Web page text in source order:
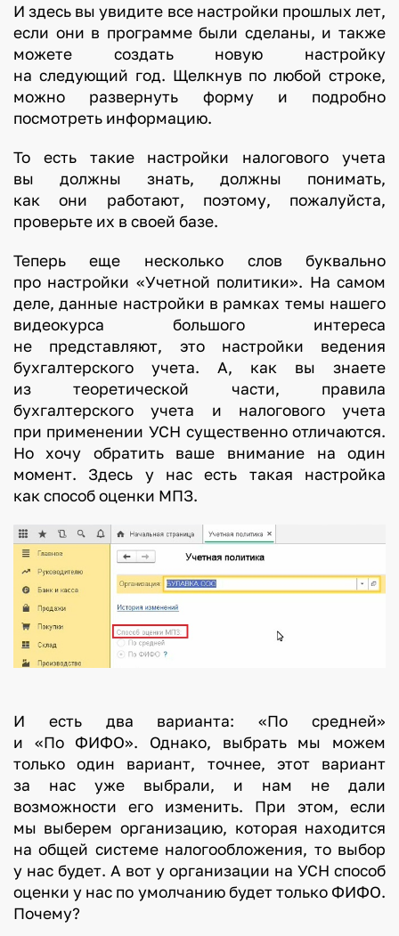
И здесь вы увидите все настройки прошлых лет,
если они в программе были сделаны, и также
можете создать новую настройку
на следующий год. Щелкнув по любой строке,
можно развернуть форму и подробно
посмотреть информацию.
То есть такие настройки налогового учета
вы должны знать, должны понимать,
как они работают, поэтому, пожалуйста,
проверьте их в своей базе.
Теперь еще несколько слов буквально
про настройки «Учетной политики». На самом
деле, данные настройки в рамках темы нашего
видеокурса большого интереса
не представляют, это настройки ведения
бухгалтерского учета. А, как вы знаете
из теоретической части, правила
бухгалтерского учета и налогового учета
при применении УСН существенно отличаются.
Но хочу обратить ваше внимание на один
момент. Здесь у нас есть такая настройка
как способ оценки МПЗ.
И есть два варианта: «По средней»
и «По ФИФО». Однако, выбрать мы можем
только один вариант, точнее, этот вариант
за нас уже выбрали, и нам не дали
возможности его изменить. При этом, если
мы выберем организацию, которая находится
на общей системе налогообложения, то выбор
у нас будет. А вот у организации на УСН способ
оценки у нас по умолчанию будет только ФИФО.
Почему?